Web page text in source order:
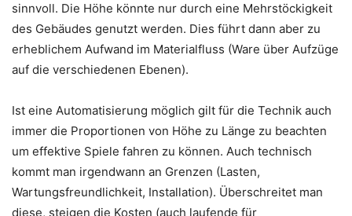
sinnvoll. Die Höhe könnte nur durch eine Mehrstöckigkeit
des Gebäudes genutzt werden. Dies führt dann aber zu
erheblichem Aufwand im Materialfluss (Ware über Aufzüge
auf die verschiedenen Ebenen).
Ist eine Automatisierung möglich gilt für die Technik auch
immer die Proportionen von Höhe zu Länge zu beachten
um effektive Spiele fahren zu können. Auch technisch
kommt man irgendwann an Grenzen (Lasten,
Wartungsfreundlichkeit, Installation). Überschreitet man
diese, steigen die Kosten (auch laufende für